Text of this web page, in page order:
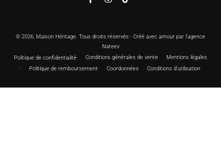
FacebookInstagramTikTok
© 2026, Maison Héritage. Tous droits réservés - Créé avec amour par l'agence
Nateev
Politique de confidentialité
Conditions générales de vente
Mentions légales
Politique de remboursement
Coordonnées Conditions d’utilisation